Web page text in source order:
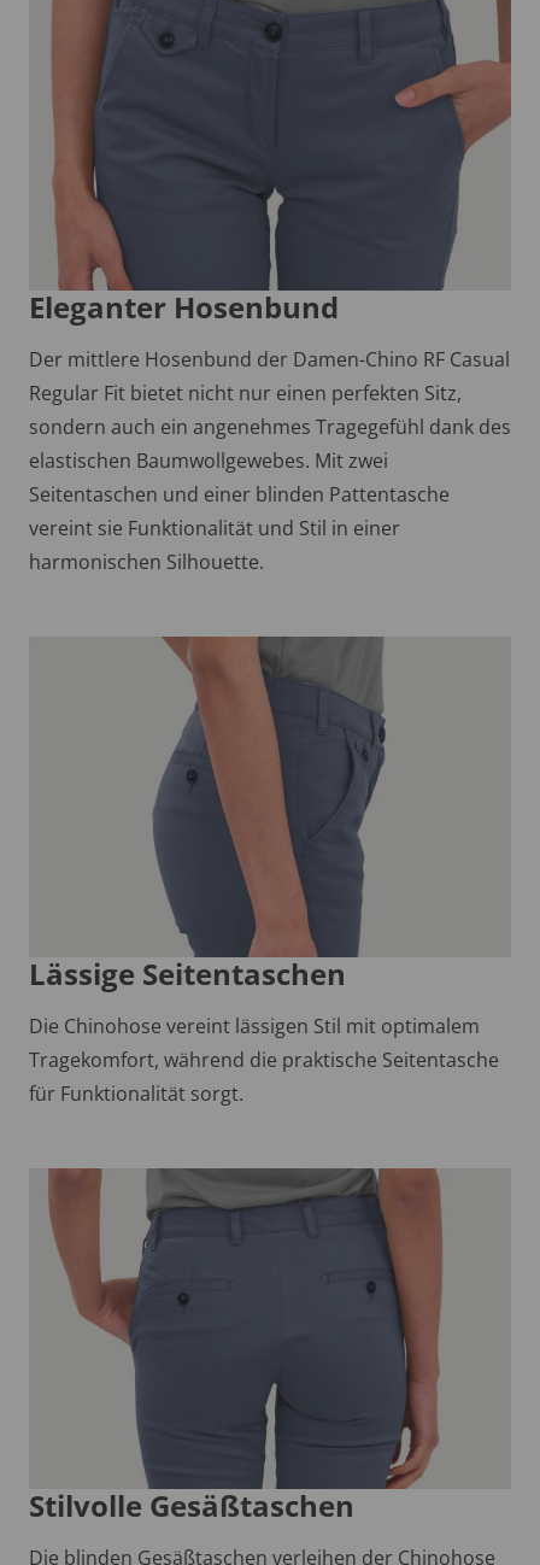
Eleganter Hosenbund
Der mittlere Hosenbund der Damen-Chino RF Casual
Regular Fit bietet nicht nur einen perfekten Sitz,
sondern auch ein angenehmes Tragegefühl dank des
elastischen Baumwollgewebes. Mit zwei
Seitentaschen und einer blinden Pattentasche
vereint sie Funktionalität und Stil in einer
harmonischen Silhouette.
Lässige Seitentaschen
Die Chinohose vereint lässigen Stil mit optimalem
Tragekomfort, während die praktische Seitentasche
für Funktionalität sorgt.
Stilvolle Gesäßtaschen
Die blinden Gesäßtaschen verleihen der Chinohose